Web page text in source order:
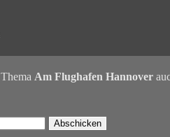
Am Flughafen Hannover